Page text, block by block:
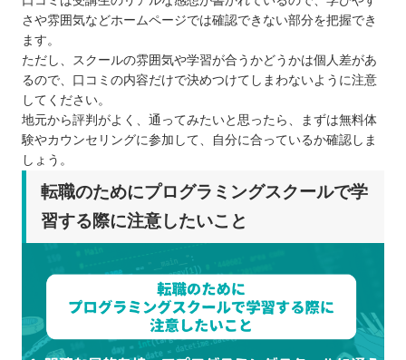
さや雰囲気などホームページでは確認できない部分を把握でき
ます。
ただし、スクールの雰囲気や学習が合うかどうかは個人差があ
るので、口コミの内容だけで決めつけてしまわないように注意
してください。
地元から評判がよく、通ってみたいと思ったら、まずは無料体
験やカウンセリングに参加して、自分に合っているか確認しま
しょう。
転職のためにプログラミングスクールで学
習する際に注意したいこと